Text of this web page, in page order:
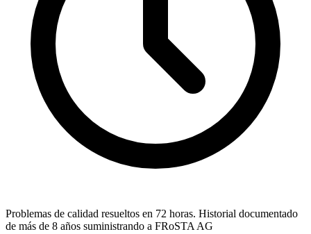
Problemas de calidad resueltos en 72 horas. Historial documentado
de más de 8 años suministrando a FRoSTA AG